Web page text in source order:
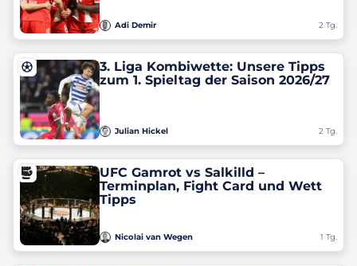
Adi Demir 2 Tg.
3. Liga Kombiwette: Unsere Tipps
zum 1. Spieltag der Saison 2026/27
Julian Hickel 2 Tg.
UFC Gamrot vs Salkilld –
Terminplan, Fight Card und Wett
Tipps
Nicolai van Wegen 1 Tg.